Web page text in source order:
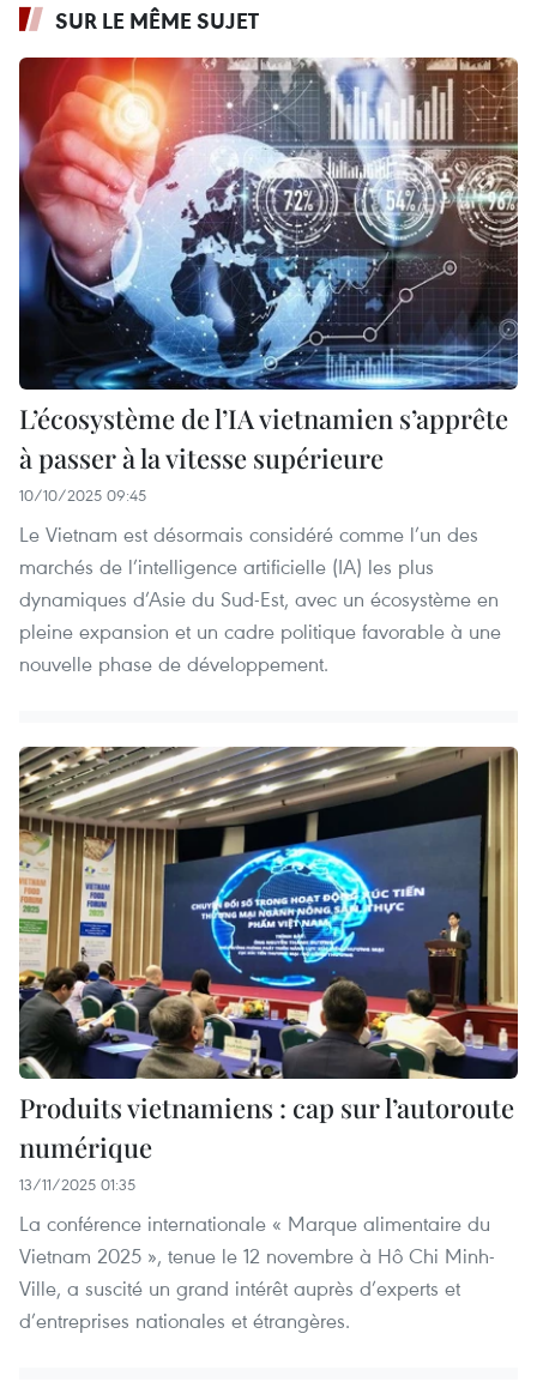
SUR LE MÊME SUJET
L’écosystème de l’IA vietnamien s’apprête
à passer à la vitesse supérieure
10/10/2025 09:45
Le Vietnam est désormais considéré comme l’un des
marchés de l’intelligence artificielle (IA) les plus
dynamiques d’Asie du Sud-Est, avec un écosystème en
pleine expansion et un cadre politique favorable à une
nouvelle phase de développement.
Produits vietnamiens : cap sur l’autoroute
numérique
13/11/2025 01:35
La conférence internationale « Marque alimentaire du
Vietnam 2025 », tenue le 12 novembre à Hô Chi Minh-
Ville, a suscité un grand intérêt auprès d’experts et
d’entreprises nationales et étrangères.